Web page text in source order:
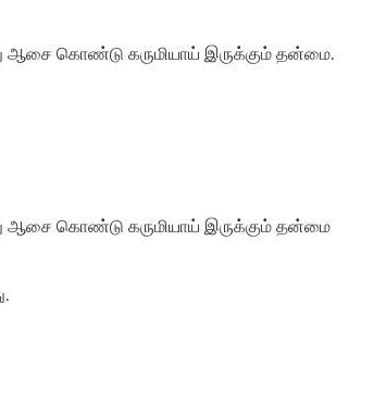
கொண்டு கருமியாய் இருக்கும் தன்மை.
கொண்டு கருமியாய் இருக்கும் தன்மை